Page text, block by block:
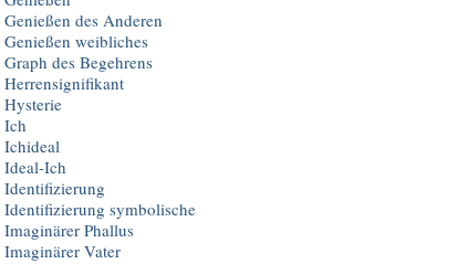
Genießen des Anderen
Genießen weibliches
Graph des Begehrens
Herrensignifikant
Hysterie
Ich
Ichideal
Ideal-Ich
Identifizierung
Identifizierung symbolische
Imaginärer Phallus
Imaginärer Vater